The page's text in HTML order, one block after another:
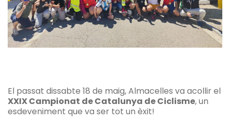
El passat dissabte 18 de maig, Almacelles va acollir el
XXIX Campionat de Catalunya de Ciclisme, un
esdeveniment que va ser tot un èxit!